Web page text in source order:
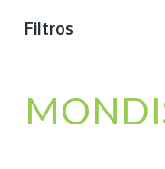
Filtros